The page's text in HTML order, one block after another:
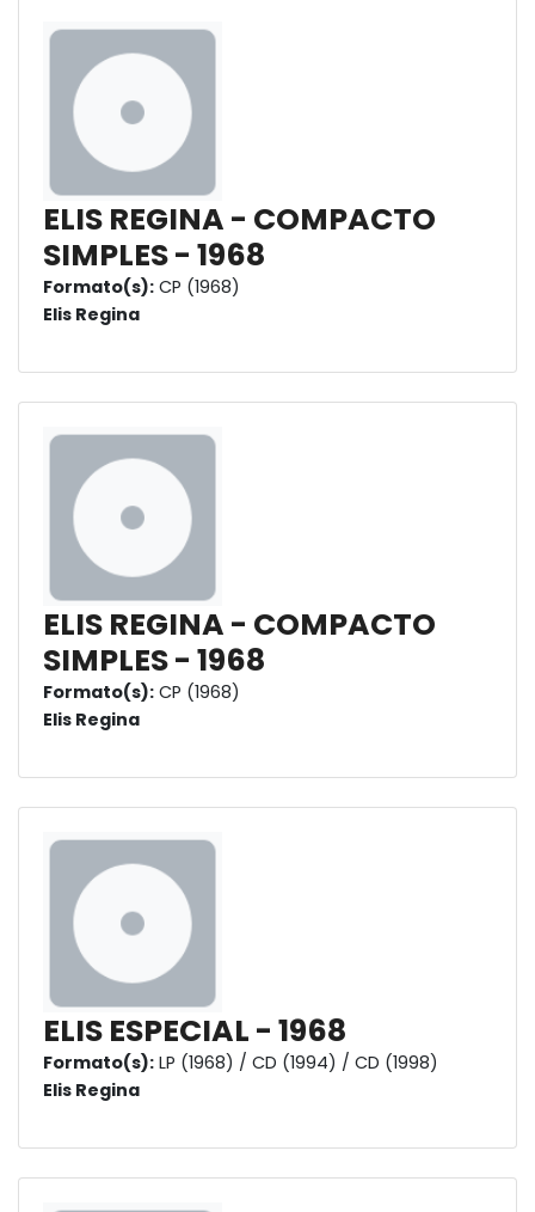
ELIS REGINA - COMPACTO
SIMPLES - 1968
Formato(s): CP (1968)
Elis Regina
ELIS REGINA - COMPACTO
SIMPLES - 1968
Formato(s): CP (1968)
Elis Regina
ELIS ESPECIAL - 1968
Formato(s): LP (1968) / CD (1994) / CD (1998)
Elis Regina